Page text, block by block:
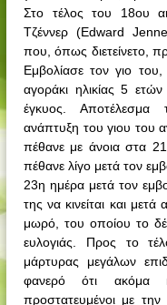
Στο τέλος του 18ου
Τζέννερ (Edward
που, όπως διετείνετο,
Εμβολίασε τον γιο
αγοράκι ηλικίας 5
έγκυος. Αποτέλεσμα
ανάπτυξη του γιου του
πέθανε με άνοια στα
πέθανε λίγο μετά τον
23η ημέρα μετά τον
της να κινείται και
μωρό, του οποίου το
ευλογιάς. Προς το
μάρτυρας μεγάλων
φανερό ότι ακόμα
προστατευμένοι με